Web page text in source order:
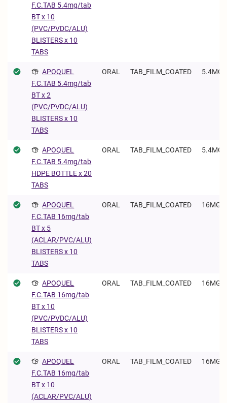
F.C.TAB 5.4mg/tab
BT x 10
(PVC/PVDC/ALU)
BLISTERS x 10
TABS
APOQUEL
F.C.TAB 5.4mg/tab
BT x 2
(PVC/PVDC/ALU)
BLISTERS x 10
TABS
ORAL TAB_FILM_COATED 5.4MG/
APOQUEL
F.C.TAB 5.4mg/tab
HDPE BOTTLE x 20
TABS
ORAL TAB_FILM_COATED 5.4MG/
APOQUEL
F.C.TAB 16mg/tab
BT x 5
(ACLAR/PVC/ALU)
BLISTERS x 10
TABS
ORAL TAB_FILM_COATED 16MG/
APOQUEL
F.C.TAB 16mg/tab
BT x 10
(PVC/PVDC/ALU)
BLISTERS x 10
TABS
ORAL TAB_FILM_COATED 16MG/
APOQUEL
F.C.TAB 16mg/tab
BT x 10
(ACLAR/PVC/ALU)
ORAL TAB_FILM_COATED 16MG/